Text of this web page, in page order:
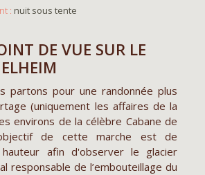
: nuit sous tente
DE VUE SUR LE
partons pour une randonnée plus
(uniquement les affaires de la
environs de la célèbre Cabane de
de cette marche est de
afin d'observer le glacier
responsable de l’embouteillage du